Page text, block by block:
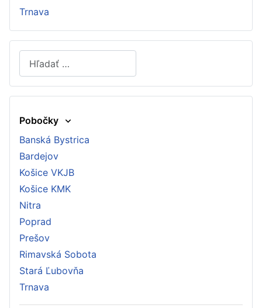
Trnava
Hľadať
Type 2 or more characters for results.
Pobočky
Banská Bystrica
Bardejov
Košice VKJB
Košice KMK
Nitra
Poprad
Prešov
Rimavská Sobota
Stará Ľubovňa
Trnava